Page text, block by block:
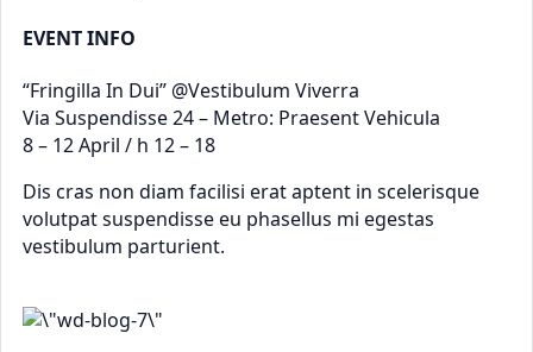
EVENT INFO
“Fringilla In Dui” @Vestibulum Viverra
Via Suspendisse 24 – Metro: Praesent Vehicula
8 – 12 April / h 12 – 18
Dis cras non diam facilisi erat aptent in scelerisque
volutpat suspendisse eu phasellus mi egestas
vestibulum parturient.